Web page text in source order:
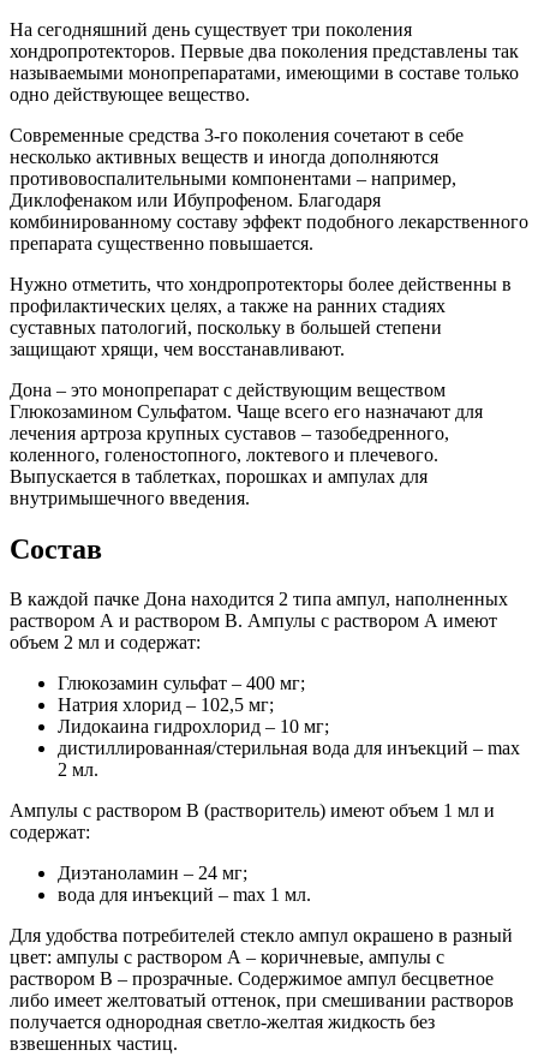
На сегодняшний день существует три поколения
хондропротекторов. Первые два поколения представлены так
называемыми монопрепаратами, имеющими в составе только
одно действующее вещество.
Современные средства 3-го поколения сочетают в себе
несколько активных веществ и иногда дополняются
противовоспалительными компонентами – например,
Диклофенаком или Ибупрофеном. Благодаря
комбинированному составу эффект подобного лекарственного
препарата существенно повышается.
Нужно отметить, что хондропротекторы более действенны в
профилактических целях, а также на ранних стадиях
суставных патологий, поскольку в большей степени
защищают хрящи, чем восстанавливают.
Дона – это монопрепарат с действующим веществом
Глюкозамином Сульфатом. Чаще всего его назначают для
лечения артроза крупных суставов – тазобедренного,
коленного, голеностопного, локтевого и плечевого.
Выпускается в таблетках, порошках и ампулах для
внутримышечного введения.
Состав
В каждой пачке Дона находится 2 типа ампул, наполненных
раствором А и раствором В. Ампулы с раствором А имеют
объем 2 мл и содержат:
Глюкозамин сульфат – 400 мг;
Натрия хлорид – 102,5 мг;
Лидокаина гидрохлорид – 10 мг;
дистиллированная/стерильная вода для инъекций – max
2 мл.
Ампулы с раствором В (растворитель) имеют объем 1 мл и
содержат:
Диэтаноламин – 24 мг;
вода для инъекций – max 1 мл.
Для удобства потребителей стекло ампул окрашено в разный
цвет: ампулы с раствором А – коричневые, ампулы с
раствором В – прозрачные. Содержимое ампул бесцветное
либо имеет желтоватый оттенок, при смешивании растворов
получается однородная светло-желтая жидкость без
взвешенных частиц.